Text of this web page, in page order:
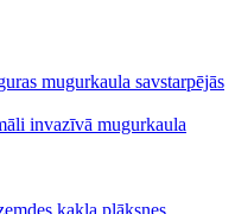
mugurkaula savstarpējās
invazīvā mugurkaula
kakla plāksnes